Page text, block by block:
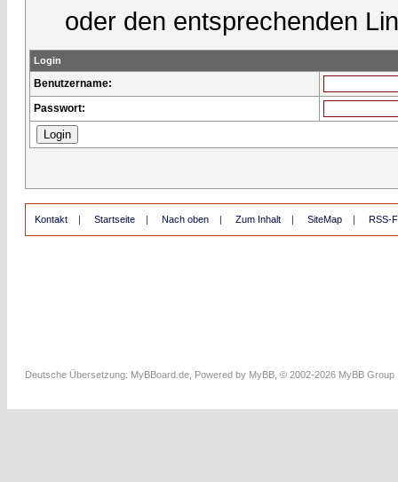
oder den entsprechenden
Login
Benutzername:
Passwort:
Kontakt | Startseite | Nach oben | Zum Inhalt | SiteMap | RSS-
Deutsche Übersetzung: MyBBoard.de , Powered by MyBB , © 2002-2026 MyBB Group